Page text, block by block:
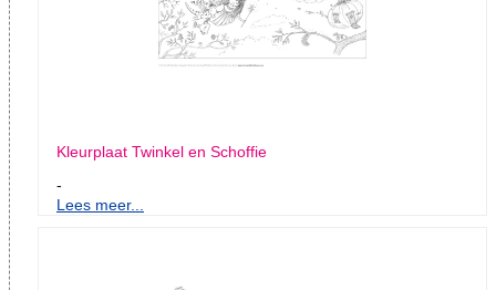
Kleurplaat Twinkel en Schoffie
-
Lees meer...